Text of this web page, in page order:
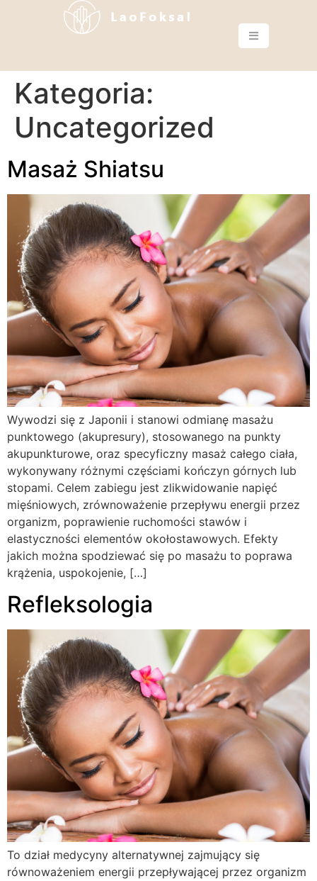
Kategoria:
Uncategorized
Masaż Shiatsu
Wywodzi się z Japonii i stanowi odmianę masażu
punktowego (akupresury), stosowanego na punkty
akupunkturowe, oraz specyficzny masaż całego ciała,
wykonywany różnymi częściami kończyn górnych lub
stopami. Celem zabiegu jest zlikwidowanie napięć
mięśniowych, zrównoważenie przepływu energii przez
organizm, poprawienie ruchomości stawów i
elastyczności elementów okołostawowych. Efekty
jakich można spodziewać się po masażu to poprawa
krążenia, uspokojenie, […]
Refleksologia
To dział medycyny alternatywnej zajmujący się
równoważeniem energii przepływającej przez organizm